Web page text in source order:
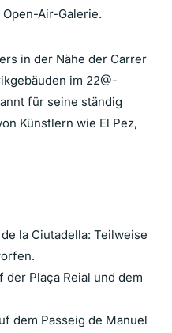
Air-Galerie.
in der Nähe der Carrer
im 22@-
für seine ständig
Künstlern wie El Pez,
la Ciutadella: Teilweise
der Plaça Reial und dem
dem Passeig de Manuel